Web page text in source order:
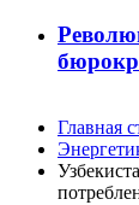
Главная